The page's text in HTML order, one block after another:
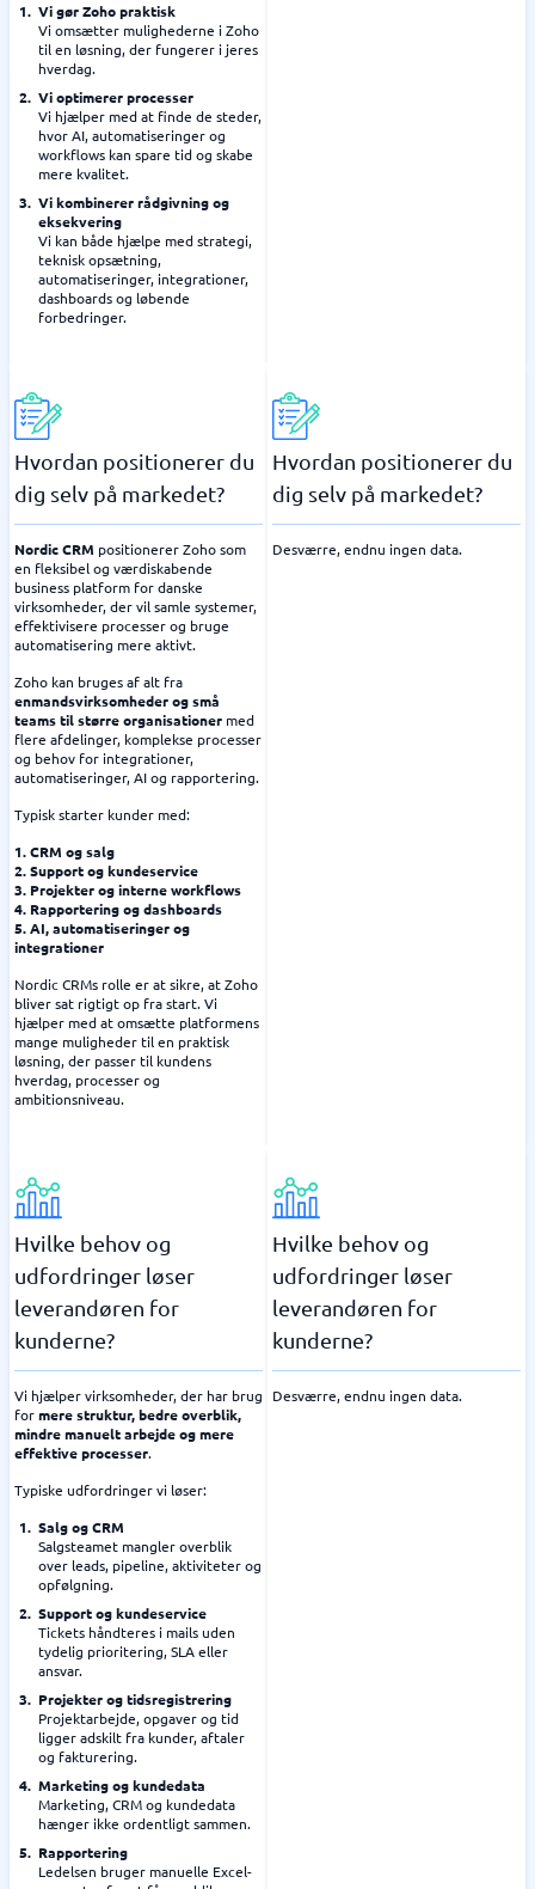
Vi gør Zoho praktisk
Vi omsætter mulighederne i Zoho
til en løsning, der fungerer i jeres
hverdag.
Vi optimerer processer
Vi hjælper med at finde de steder,
hvor AI, automatiseringer og
workflows kan spare tid og skabe
mere kvalitet.
Vi kombinerer rådgivning og
eksekvering
Vi kan både hjælpe med strategi,
teknisk opsætning,
automatiseringer, integrationer,
dashboards og løbende
forbedringer.
Hvordan positionerer du
dig selv på markedet?
Nordic CRM positionerer Zoho som
en fleksibel og værdiskabende
business platform for danske
virksomheder, der vil samle systemer,
effektivisere processer og bruge
automatisering mere aktivt.
Zoho kan bruges af alt fra
enmandsvirksomheder og små
teams til større organisationer med
flere afdelinger, komplekse processer
og behov for integrationer,
automatiseringer, AI og rapportering.
Typisk starter kunder med:
1. CRM og salg
2. Support og kundeservice
3. Projekter og interne workflows
4. Rapportering og dashboards
5. AI, automatiseringer og
integrationer
Nordic CRMs rolle er at sikre, at Zoho
bliver sat rigtigt op fra start. Vi
hjælper med at omsætte platformens
mange muligheder til en praktisk
løsning, der passer til kundens
hverdag, processer og
ambitionsniveau.
Hvordan positionerer du
dig selv på markedet?
Desværre, endnu ingen data.
Hvilke behov og
udfordringer løser
leverandøren for
kunderne?
Vi hjælper virksomheder, der har brug
formere struktur, bedre overblik,
mindre manuelt arbejde og mere
effektive processer.
Typiske udfordringer vi løser:
Salg og CRM
Salgsteamet mangler overblik
over leads, pipeline, aktiviteter og
opfølgning.
Support og kundeservice
Tickets håndteres i mails uden
tydelig prioritering, SLA eller
ansvar.
Projekter og tidsregistrering
Projektarbejde, opgaver og tid
ligger adskilt fra kunder, aftaler
og fakturering.
Marketing og kundedata
Marketing, CRM og kundedata
hænger ikke ordentligt sammen.
Rapportering
Ledelsen bruger manuelle Excel-
Hvilke behov og
udfordringer løser
leverandøren for
kunderne?
Desværre, endnu ingen data.